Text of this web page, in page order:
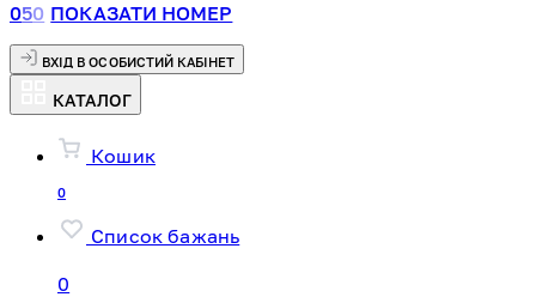
050 ПОКАЗАТИ НОМЕР
ВХІД В ОСОБИСТИЙ КАБІНЕТ
КАТАЛОГ
Кошик
0
Список бажань
0